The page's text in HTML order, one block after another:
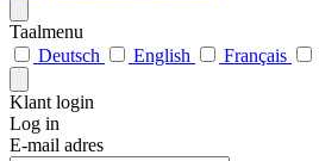
Taalmenu
Deutsch
English Français
Klant login
Log in
E-mail adres